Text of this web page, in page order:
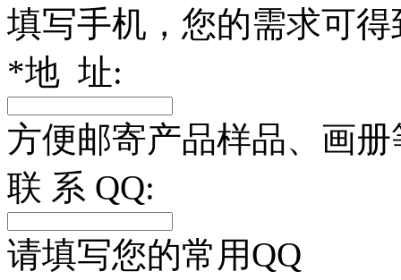
填写手机，您的需求可
*地 址:
方便邮寄产品样品、画
联 系 QQ:
请填写您的常用QQ